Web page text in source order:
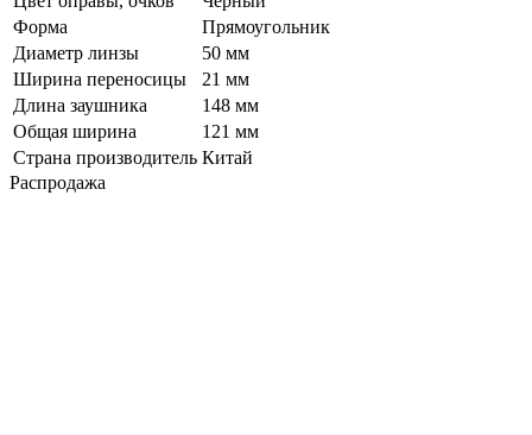
Форма
Прямоугольник
Диаметр линзы
50 мм
Ширина переносицы
21 мм
Длина заушника
148 мм
Общая ширина
121 мм
Страна производитель Китай
Распродажа